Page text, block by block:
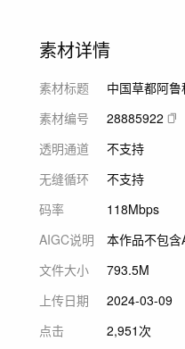
素材详情
素材标题
中国草都阿
素材编号
28885922
透明通道
不支持
无缝循环
不支持
码率
118Mbps
AIGC说明
本作品不包
文件大小
793.5M
上传日期
2024-03-09
点击
2,951次